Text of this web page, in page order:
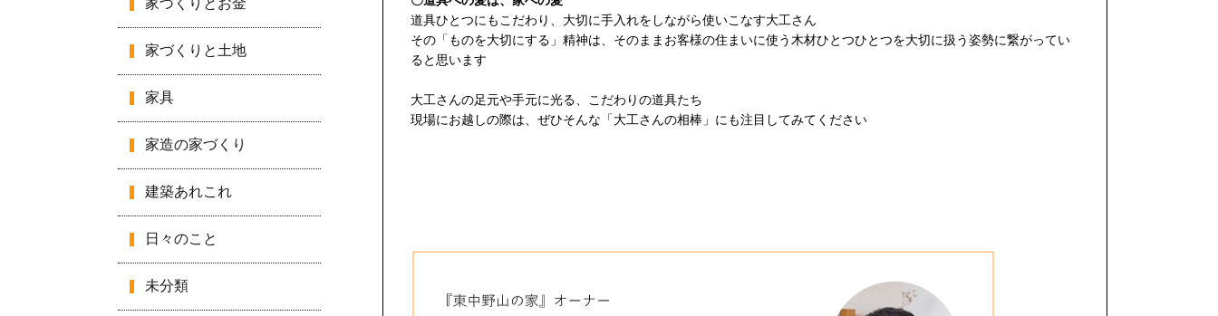
家づくりとお金
家づくりと土地
家具
家造の家づくり
建築あれこれ
日々のこと
未分類
道具ひとつにもこだわり、大切に手入れをしながら使いこなす大工さん
その「ものを大切にする」精神は、そのままお客様の住まいに使う木材ひとつひとつを大切に扱う姿勢に繋がってい
ると思います
大工さんの足元や手元に光る、こだわりの道具たち
現場にお越しの際は、ぜひそんな「大工さんの相棒」にも注目してみてください